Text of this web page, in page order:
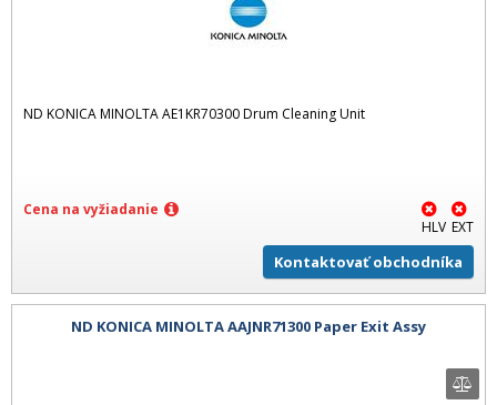
ND KONICA MINOLTA AE1KR70300 Drum Cleaning Unit
Cena na vyžiadanie
HLV EXT
Kontaktovať obchodníka
ND KONICA MINOLTA AAJNR71300 Paper Exit Assy